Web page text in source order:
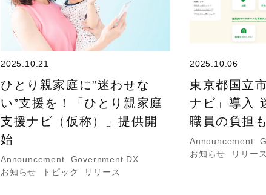
2025.10.21
ひとり親家庭に”迷わせな
い”支援を！「ひとり親家庭
支援ナビ（仮称）」提供開
始
Announcement
Government DX
お知らせ
トピック リリース
2025.10.06
東京都国立
ナビ」導入
職員の負担
Announcement
お知らせ
リリース